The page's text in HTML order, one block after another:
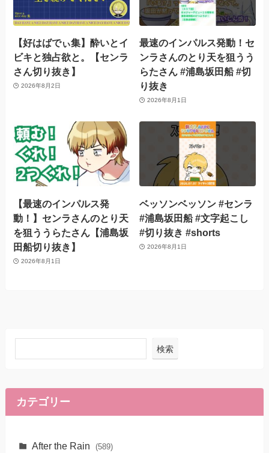
【好はばでぃ集】酔いとイ
ビキと独占欲と。【センラ
さん切り抜き】
2026年8月2日
最速のインパルス発動！セ
ンラさんのとり天を狙うう
らたさん #浦島坂田船 #切
り抜き
2026年8月1日
【最速のインパルス発
動！】センラさんのとり天
を狙ううらたさん【浦島坂
田船切り抜き】
2026年8月1日
ベッソンベッソン #センラ
#浦島坂田船 #文字起こし
#切り抜き #shorts
2026年8月1日
検索
カテゴリー
After the Rain (589)